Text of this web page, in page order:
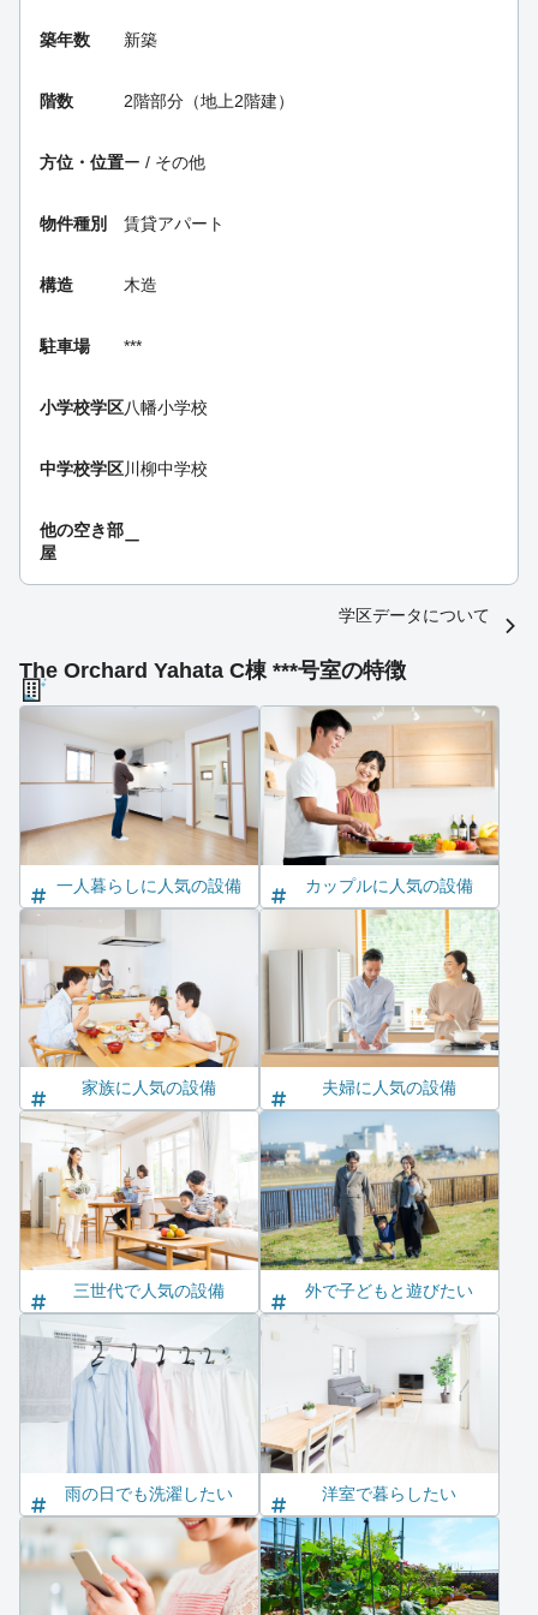
築年数 新築
階数 2階部分（地上2階建）
方位・位置ー / その他
物件種別 賃貸アパート
構造 木造
駐車場 ***
小学校学区八幡小学校
中学校学区川柳中学校
他の空き部
屋
ー
学区データについて
The Orchard Yahata C棟 ***号室の特徴
一人暮らしに人気の設備 カップルに人気の設備
家族に人気の設備 夫婦に人気の設備
三世代で人気の設備 外で子どもと遊びたい
雨の日でも洗濯したい 洋室で暮らしたい